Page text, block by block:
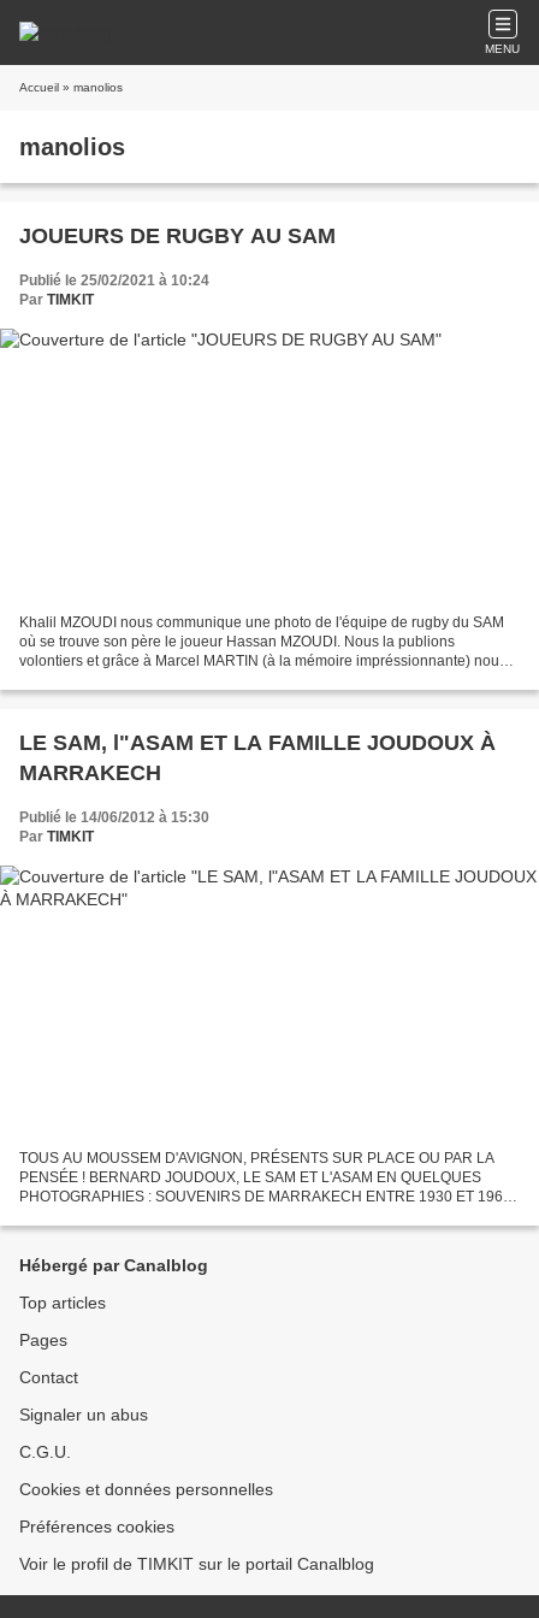
MENU
Accueil » manolios
manolios
JOUEURS DE RUGBY AU SAM
Publié le 25/02/2021 à 10:24
Par TIMKIT
Khalil MZOUDI nous communique une photo de l'équipe de rugby du SAM
où se trouve son père le joueur Hassan MZOUDI. Nous la publions
volontiers et grâce à Marcel MARTIN (à la mémoire impréssionnante) nous
LE SAM, l"ASAM ET LA FAMILLE JOUDOUX À
MARRAKECH
Publié le 14/06/2012 à 15:30
Par TIMKIT
TOUS AU MOUSSEM D'AVIGNON, PRÉSENTS SUR PLACE OU PAR LA
PENSÉE ! BERNARD JOUDOUX, LE SAM ET L'ASAM EN QUELQUES
PHOTOGRAPHIES : SOUVENIRS DE MARRAKECH ENTRE 1930 ET 1965.
j'ai trouvé...
Hébergé par Canalblog
Top articles
Pages
Contact
Signaler un abus
C.G.U.
Cookies et données personnelles
Préférences cookies
Voir le profil de TIMKIT sur le portail Canalblog